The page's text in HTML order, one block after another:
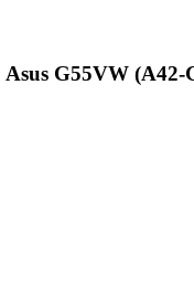
G55VW (A42-